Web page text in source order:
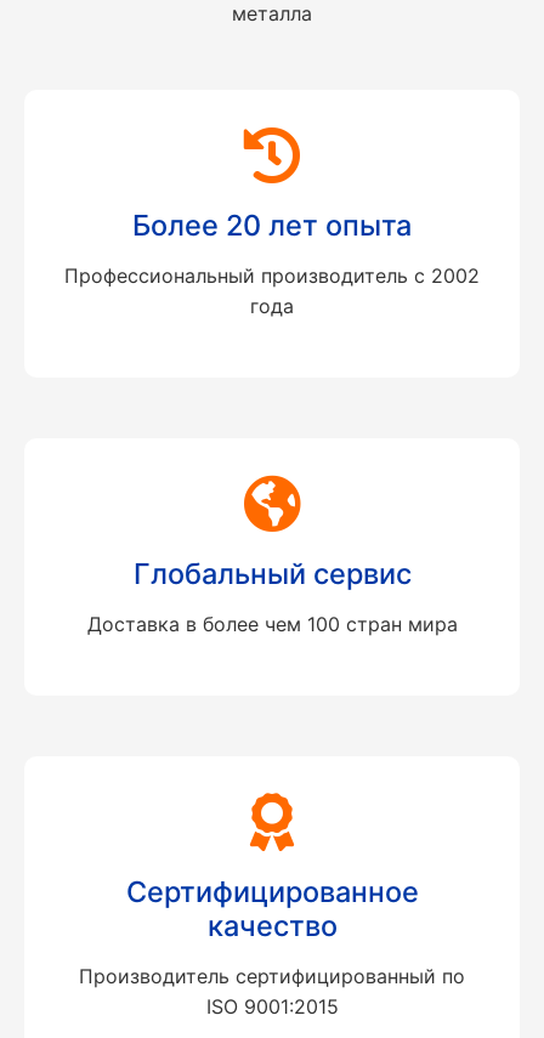
металла
Более 20 лет опыта
Профессиональный производитель с 2002
года
Глобальный сервис
Доставка в более чем 100 стран мира
Сертифицированное
качество
Производитель сертифицированный по
ISO 9001:2015